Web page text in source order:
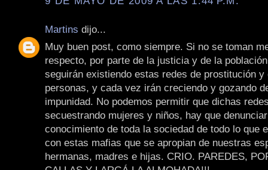
Martins dijo...
Muy buen post, como siempre. Si no se toman
respecto, por parte de la justicia y de la
seguirán existiendo estas redes de prostitución y
personas, y cada vez irán creciendo y gozando
impunidad. No podemos permitir que dichas
secuestrando mujeres y niños, hay que
conocimiento de toda la sociedad de todo lo que
con estas mafias que se apropian de nuestras
hermanas, madres e hijas. CRIO. PAREDES,